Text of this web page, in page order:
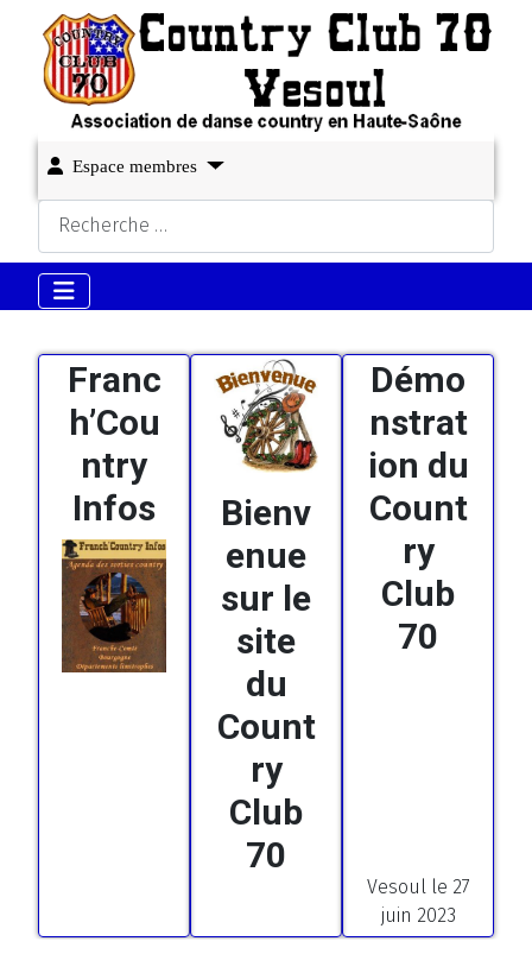
Espace membres
Rechercher
Franc
h’Cou
ntry
Infos
Bienv
enue
sur le
site
du
Count
ry
Club
70
Démo
nstrat
ion du
Count
ry
Club
70
Vesoul le 27
juin 2023